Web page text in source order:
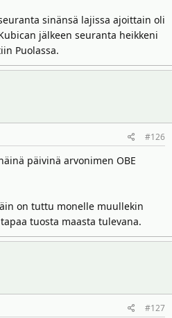
sinänsä lajissa ajoittain oli
jälkeen seuranta heikkeni
Puolassa.
#126
päivinä arvonimen OBE
on tuttu monelle muullekin
tuosta maasta tulevana.
#127